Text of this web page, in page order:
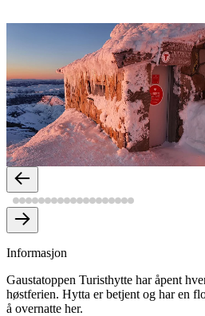
Informasjon
Gaustatoppen Turisthytte har åpent
høstferien. Hytta er betjent og har en
å overnatte her.